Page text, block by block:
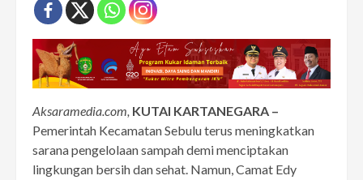
Aksaramedia.com, KUTAI KARTANEGARA –
Pemerintah Kecamatan Sebulu terus meningkatkan
sarana pengelolaan sampah demi menciptakan
lingkungan bersih dan sehat. Namun, Camat Edy